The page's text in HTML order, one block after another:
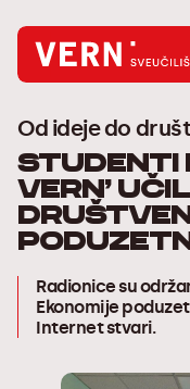
Od ideje do
Studenti
VERN’
Radionice su
Ekonomije
Internet stvari.